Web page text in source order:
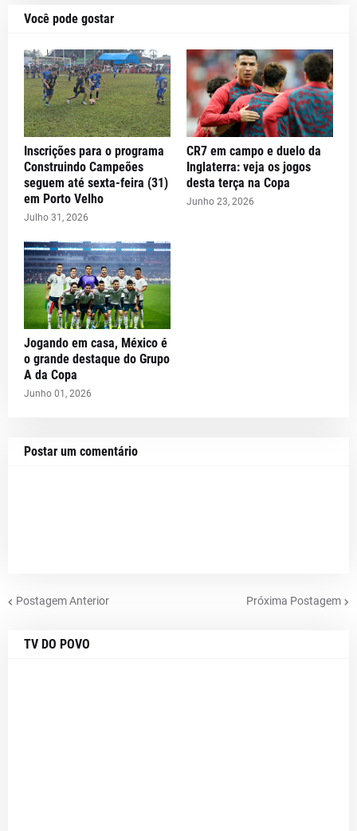
Você pode gostar
Inscrições para o programa
Construindo Campeões
seguem até sexta-feira (31)
em Porto Velho
Julho 31, 2026
CR7 em campo e duelo da
Inglaterra: veja os jogos
desta terça na Copa
Junho 23, 2026
Jogando em casa, México é
o grande destaque do Grupo
A da Copa
Junho 01, 2026
Postar um comentário
Postagem Anterior Próxima Postagem
TV DO POVO